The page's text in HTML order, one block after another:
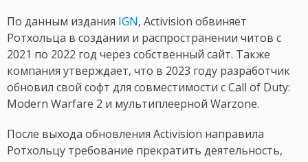
По данным издания IGN, Activision обвиняет
Ротхольца в создании и распространении читов с
2021 по 2022 год через собственный сайт. Также
компания утверждает, что в 2023 году разработчик
обновил свой софт для совместимости с Call of Duty:
Modern Warfare 2 и мультиплеерной Warzone.
После выхода обновления Activision направила
Ротхольцу требование прекратить деятельность,